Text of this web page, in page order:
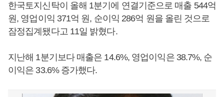
한국토지신탁이 올해 1분기에 연결기준으로 매출 544억
원, 영업이익 371억 원, 순이익 286억 원을 올린 것으로
잠정집계됐다고 11일 밝혔다.
지난해 1분기보다 매출은 14.6%, 영업이익은 38.7%, 순
이익은 33.6% 증가했다.